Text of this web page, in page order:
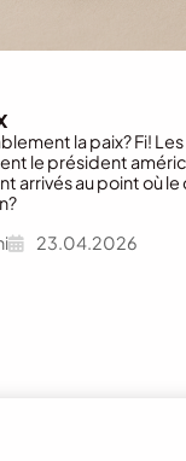
la paix? Fi!
le président
arrivés au point où le
23.04.2026